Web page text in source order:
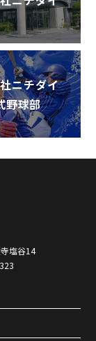
ニチダイ
野球部
塩谷14